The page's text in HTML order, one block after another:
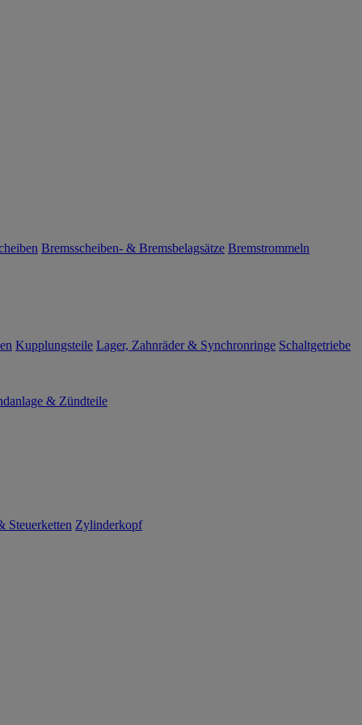
Bremsscheiben- & Bremsbelagsätze Bremstrommeln
Kupplungsteile Lager, Zahnräder & Synchronringe Schaltgetriebe
& Zündteile
Steuerketten Zylinderkopf